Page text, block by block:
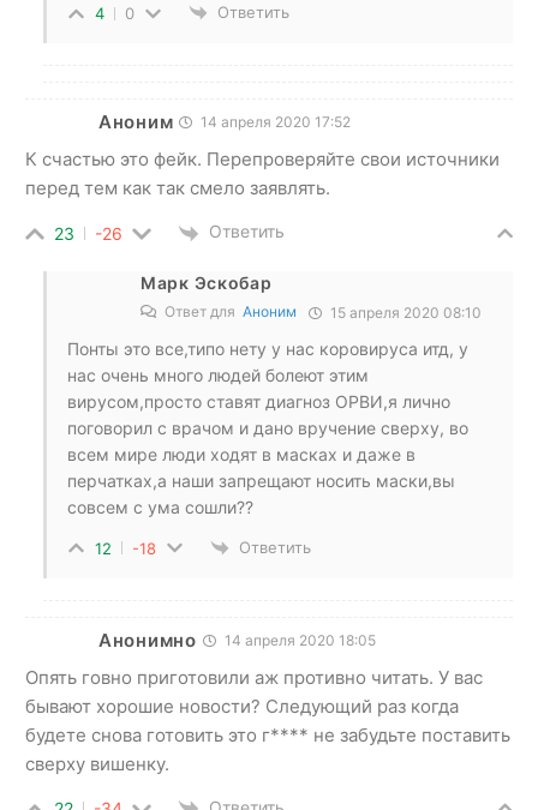
4 0 Ответить
Аноним 14 апреля 2020 17:52
К счастью это фейк. Перепроверяйте свои источники
перед тем как так смело заявлять.
23 -26 Ответить
Марк Эскобар
Ответ для Аноним 15 апреля 2020 08:10
Понты это все,типо нету у нас коровируса итд, у
нас очень много людей болеют этим
вирусом,просто ставят диагноз ОРВИ,я лично
поговорил с врачом и дано вручение сверху, во
всем мире люди ходят в масках и даже в
перчатках,а наши запрещают носить маски,вы
совсем с ума сошли??
12 -18 Ответить
Анонимно 14 апреля 2020 18:05
Опять говно приготовили аж противно читать. У вас
бывают хорошие новости? Следующий раз когда
будете снова готовить это г**** не забудьте поставить
сверху вишенку.